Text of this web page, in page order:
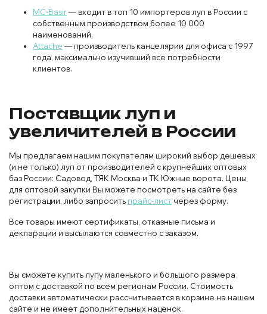
MC-Basir— входит в топ 10 импортеров луп в России с
собственным производством более 10 000
наименований.
Attache — производитель канцелярии для офиса с 1997
года, максимально изучивший все потребности
клиентов.
Поставщик луп и
увеличителей в России
Мы предлагаем нашим покупателям широкий выбор дешевых
(и не только) луп от производителей с крупнейших оптовых
баз России: Садовод, ТЯК Москва и ТК Южные ворота. Цены
для оптовой закупки Вы можете посмотреть на сайте без
регистрации, либо запросить прайс-лист через форму.
Все товары имеют сертификаты, отказные письма и
декларации и высылаются совместно с заказом.
Вы сможете купить лупу маленького и большого размера
оптом с доставкой по всем регионам России. Стоимость
доставки автоматически рассчитывается в корзине на нашем
сайте и не имеет дополнительных наценок.